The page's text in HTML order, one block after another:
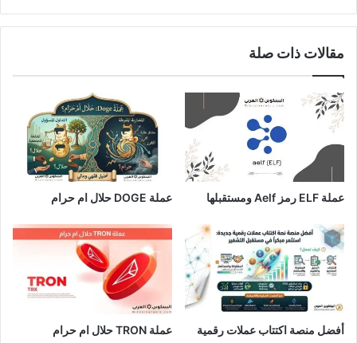
مقالات ذات صلة
عملة ELF رمز Aelf ومستقبلها عملة DOGE حلال ام حرام
أفضل منصة اكتتاب عملات رقمية
عملة TRON حلال ام حرام​